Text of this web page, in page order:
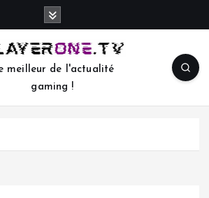
meilleur de l'actualité
gaming !